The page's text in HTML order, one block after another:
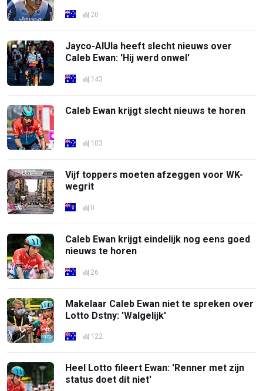
20
Jayco-AlUla heeft slecht nieuws over
Caleb Ewan: 'Hij werd onwel'
143
Caleb Ewan krijgt slecht nieuws te horen
103
Vijf toppers moeten afzeggen voor WK-
wegrit
0
Caleb Ewan krijgt eindelijk nog eens goed
nieuws te horen
26
Makelaar Caleb Ewan niet te spreken over
Lotto Dstny: 'Walgelijk'
122
Heel Lotto fileert Ewan: 'Renner met zijn
status doet dit niet'